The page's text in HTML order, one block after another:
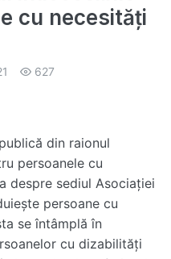
cu necesități
627
din raionul
persoanele cu
despre sediul Asociației
persoane cu
se întâmplă în
cu dizabilități